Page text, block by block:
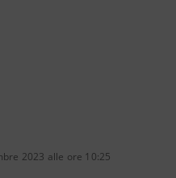
2023 alle ore 10:25